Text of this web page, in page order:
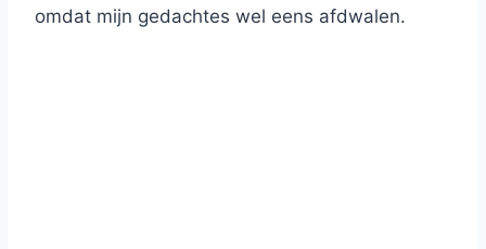
omdat mijn gedachtes wel eens afdwalen.